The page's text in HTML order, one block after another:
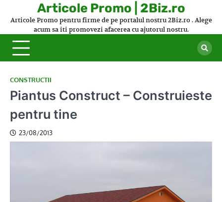
Articole Promo | 2Biz.ro
Articole Promo pentru firme de pe portalul nostru 2Biz.ro . Alege
acum sa iti promovezi afacerea cu ajutorul nostru.
CONSTRUCTII
Piantus Construct – Construieste
pentru tine
23/08/2013